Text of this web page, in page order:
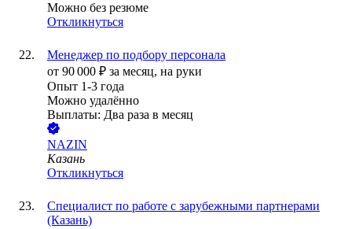
Можно без резюме
Откликнуться
Менеджер по подбору персонала
от 90 000 ₽ за месяц, на руки
Опыт 1-3 года
Можно удалённо
Выплаты: Два раза в месяц
NAZIN
Казань
Откликнуться
Специалист по работе с зарубежными партнерами
(Казань)